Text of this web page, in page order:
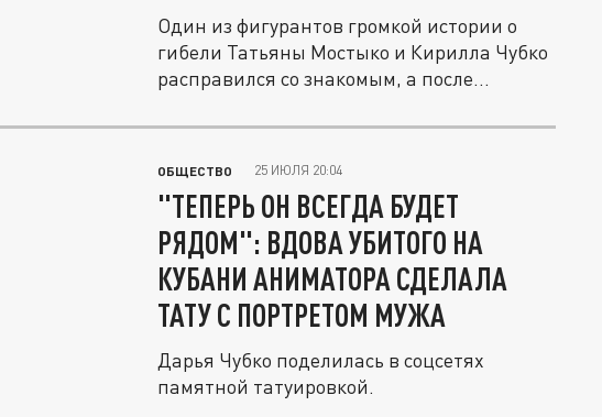
Один из фигурантов громкой истории о
гибели Татьяны Мостыко и Кирилла Чубко
расправился со знакомым, а после...
ОБЩЕСТВО 25 ИЮЛЯ 20:04
"ТЕПЕРЬ ОН ВСЕГДА БУДЕТ
РЯДОМ": ВДОВА УБИТОГО НА
КУБАНИ АНИМАТОРА СДЕЛАЛА
ТАТУ С ПОРТРЕТОМ МУЖА
Дарья Чубко поделилась в соцсетях
памятной татуировкой.